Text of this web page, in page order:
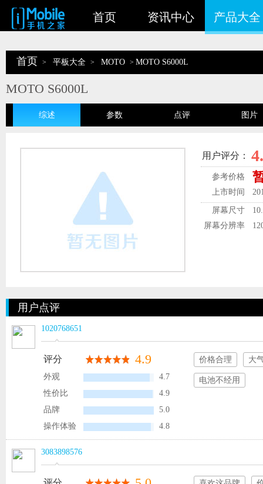
首页 资讯中心 产品大全
首页 > 平板大全 > MOTO > MOTO S6000L
MOTO S6000L
综述 参数 点评 图片
用户评分：
参考价格
上市时间
屏幕尺寸
屏幕分辨率
用户点评
1020768651
评分 4.9
外观
4.7
性价比
4.9
品牌
5.0
操作体验
4.8
价格合理 大
电池不经用
3083898576